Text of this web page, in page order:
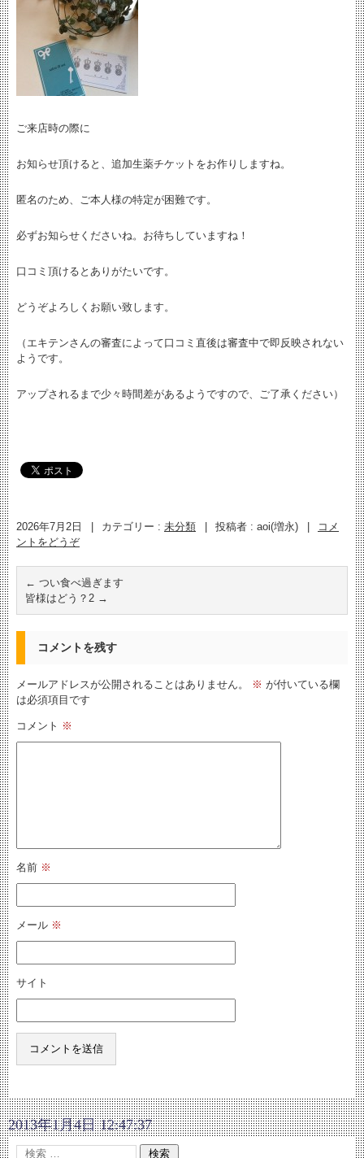
ご来店時の際に
お知らせ頂けると、追加生薬チケットをお作りしますね。
匿名のため、ご本人様の特定が困難です。
必ずお知らせくださいね。お待ちしていますね！
口コミ頂けるとありがたいです。
どうぞよろしくお願い致します。
（エキテンさんの審査によって口コミ直後は審査中で即反映されない
ようです。
アップされるまで少々時間差があるようですので、ご了承ください）
2026年7月2日 カテゴリー : 未分類 投稿者 : aoi(増永)
コメ
ントをどうぞ
← つい食べ過ぎます
皆様はどう？2 →
コメントを残す
メールアドレスが公開されることはありません。 ※ が付いている欄
は必須項目です
コメント ※
名前 ※
メール ※
サイト
2013年1月4日 12:47:37